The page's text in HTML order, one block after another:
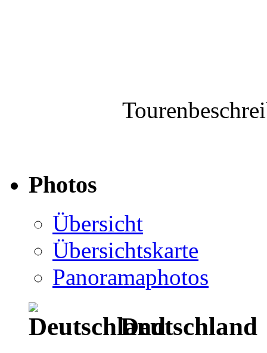
Photos
Übersicht
Übersichtskarte
Panoramaphotos
Deutschland